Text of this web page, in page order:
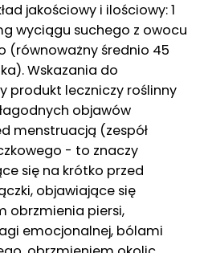
jakościowy i ilościowy: 1
wyciągu suchego z owocu
(równoważny średnio 45
Wskazania do
produkt leczniczy roślinny
objawów
menstruacją (zespół
- to znaczy
się na krótko przed
objawiające się
obrzmienia piersi,
emocjonalnej, bólami